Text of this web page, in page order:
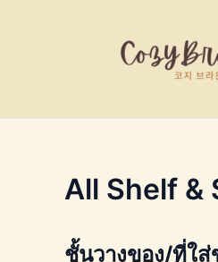
All Shelf &
ชั้นวางของ/ที่ใส่